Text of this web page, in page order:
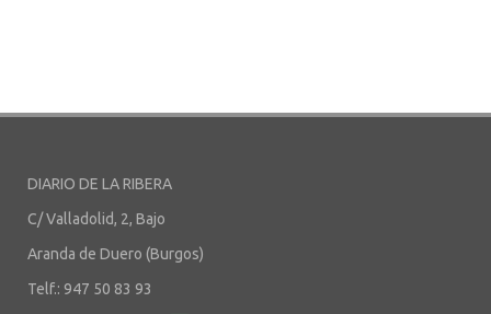
DIARIO DE LA RIBERA
C/ Valladolid, 2, Bajo
Aranda de Duero (Burgos)
Telf.: 947 50 83 93